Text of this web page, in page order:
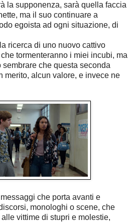
la supponenza, sarà quella faccia
ma il suo continuare a
egoista ad ogni situazione, di
ricerca di uno nuovo cattivo
tormenteranno i miei incubi, ma
sembrare che questa seconda
merito, alcun valore, e invece ne
che porta avanti e
monologhi o scene, che
vittime di stupri e molestie,